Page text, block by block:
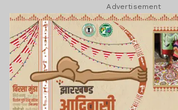
Advertisement